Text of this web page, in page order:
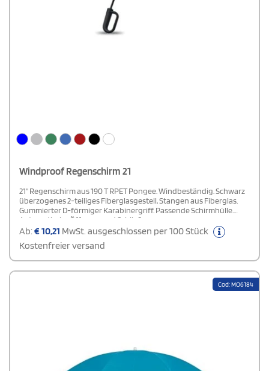
Windproof Regenschirm 21
21'' Regenschirm aus 190 T RPET Pongee. Windbeständig. Schwarz
überzogenes 2-teiliges Fiberglasgestell, Stangen aus Fiberglas.
Gummierter D-förmiger Karabinergriff. Passende Schirmhülle.
Automatische Öffnung und Schließung.
Ab:€10,21 MwSt. ausgeschlossen per 100 Stück
Kostenfreier versand
Cod: MO6184